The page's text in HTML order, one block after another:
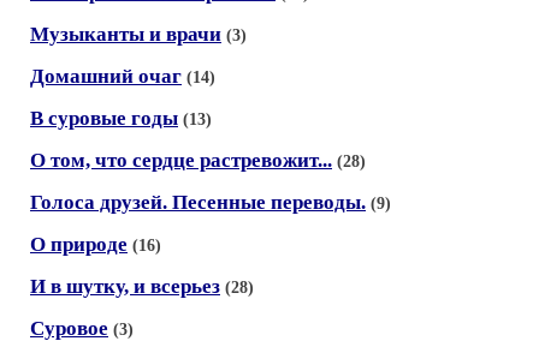
Музыканты и врачи (3)
Домашний очаг (14)
В суровые годы (13)
О том, что сердце растревожит... (28)
Голоса друзей. Песенные переводы. (9)
О природе (16)
И в шутку, и всерьез (28)
Суровое (3)